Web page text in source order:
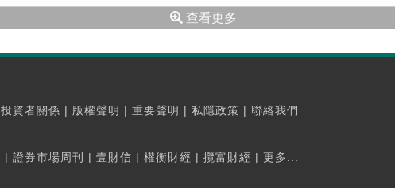
查看更多
投資者關係 | 版權聲明 | 重要聲明 | 私隱政策 | 聯絡我們
| 證券市場周刊 | 壹財信 | 權衡財經 | 攬富財經 | 更多...